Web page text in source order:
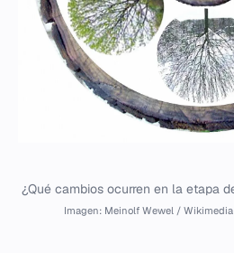
¿Qué cambios ocurren en la etapa
Imagen: Meinolf Wewel /